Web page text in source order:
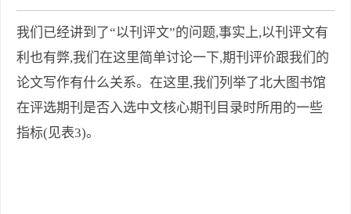
我们已经讲到了“以刊评文”的问题,事实上,以刊评文有
利也有弊,我们在这里简单讨论一下,期刊评价跟我们的
论文写作有什么关系。在这里,我们列举了北大图书馆
在评选期刊是否入选中文核心期刊目录时所用的一些
指标(见表3)。